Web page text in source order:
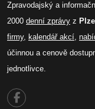
Zpravodajský a
2000 denní zprávy z
firmy, kalendář akcí,
účinnou a cenově
jednotlivce.